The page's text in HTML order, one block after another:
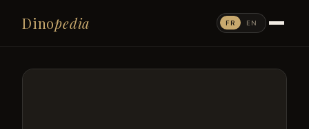
Dinopedia FR EN